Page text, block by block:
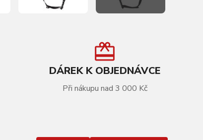
DÁREK K OBJEDNÁVCE
Při nákupu nad 3 000 Kč